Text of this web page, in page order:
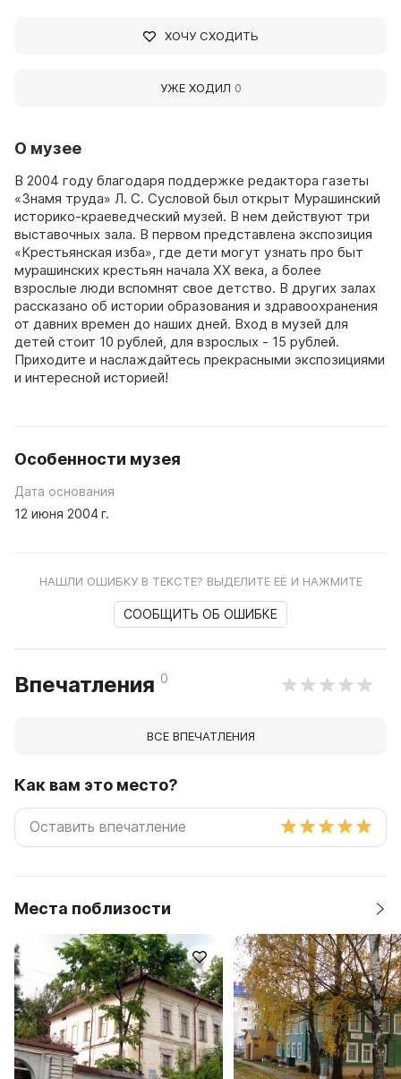
О музее
В 2004 году благодаря поддержке редактора газеты
«Знамя труда» Л. С. Сусловой был открыт Мурашинский
историко-краеведческий музей. В нем действуют три
выставочных зала. В первом представлена экспозиция
«Крестьянская изба», где дети могут узнать про быт
мурашинских крестьян начала ХХ века, а более
взрослые люди вспомнят свое детство. В других залах
рассказано об истории образования и здравоохранения
от давних времен до наших дней. Вход в музей для
детей стоит 10 рублей, для взрослых - 15 рублей.
Приходите и наслаждайтесь прекрасными экспозициями
и интересной историей!
Особенности музея
Дата основания
12 июня 2004 г.
НАШЛИ ОШИБКУ В ТЕКСТЕ? ВЫДЕЛИТЕ ЕЁ И НАЖМИТЕ
СООБЩИТЬ ОБ ОШИБКЕ
Впечатления 0
ВСЕ ВПЕЧАТЛЕНИЯ
Как вам это место?
Места поблизости
ХОЧУ СХОДИТЬ
УЖЕ ХОДИЛ 0